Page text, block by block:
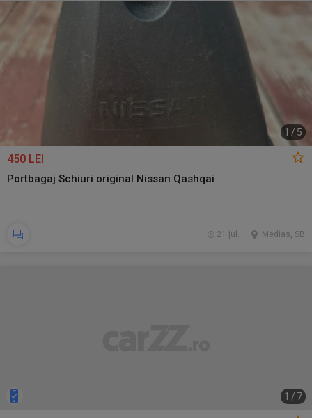
1 / 5
450 LEI
Portbagaj Schiuri original Nissan Qashqai
Medias, SB
21 jul.
1 / 7